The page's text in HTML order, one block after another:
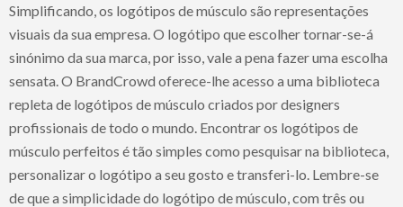
Simplificando, os logótipos de músculo são representações
visuais da sua empresa. O logótipo que escolher tornar-se-á
sinónimo da sua marca, por isso, vale a pena fazer uma escolha
sensata. O BrandCrowd oferece-lhe acesso a uma biblioteca
repleta de logótipos de músculo criados por designers
profissionais de todo o mundo. Encontrar os logótipos de
músculo perfeitos é tão simples como pesquisar na biblioteca,
personalizar o logótipo a seu gosto e transferi-lo. Lembre-se
de que a simplicidade do logótipo de músculo, com três ou